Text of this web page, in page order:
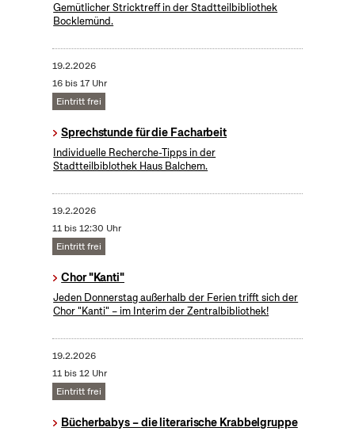
Gemütlicher Stricktreff in der Stadtteilbibliothek
Bocklemünd.
19.2.2026
16 bis 17 Uhr
Eintritt frei
Sprechstunde für die Facharbeit
Individuelle Recherche-Tipps in der
Stadtteilbiblothek Haus Balchem.
19.2.2026
11 bis 12:30 Uhr
Eintritt frei
Chor "Kanti"
Jeden Donnerstag außerhalb der Ferien trifft sich der
Chor "Kanti" – im Interim der Zentralbibliothek!
19.2.2026
11 bis 12 Uhr
Eintritt frei
Bücherbabys – die literarische Krabbelgruppe